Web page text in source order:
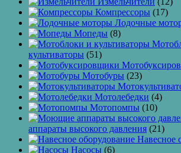
Компрессоры (17)
Лодочные
Мопеды (8)
культиваторы (51)
Мотобуры (23)
Мотолебедки (4)
Мотопомпы (10)
аппараты высокого давления (21)
Навесное
Насосы (6)